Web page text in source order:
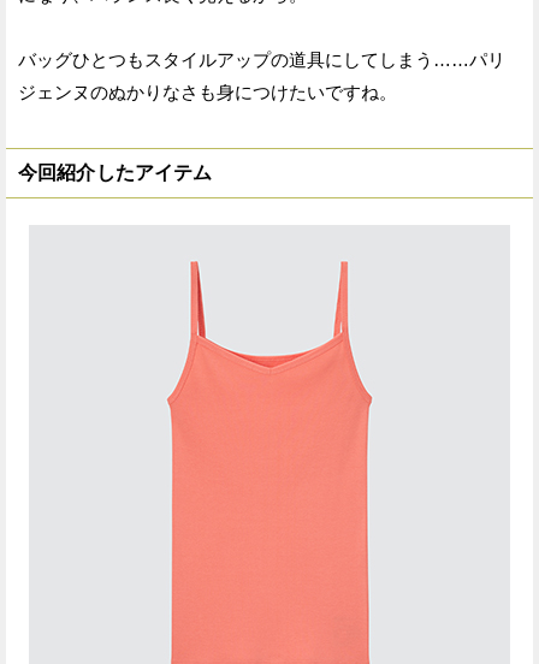
バッグひとつもスタイルアップの道具にしてしまう……パリ
ジェンヌのぬかりなさも身につけたいですね。
今回紹介したアイテム